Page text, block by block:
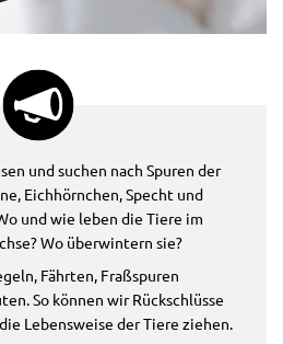
und suchen nach Spuren der
Eichhörnchen, Specht und
und wie leben die Tiere im
Wo überwintern sie?
Fährten, Fraßspuren
So können wir Rückschlüsse
Lebensweise der Tiere ziehen.